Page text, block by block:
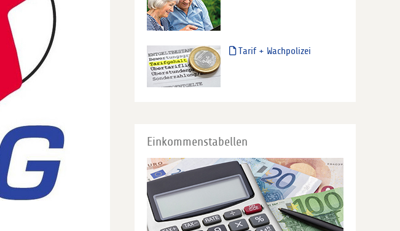
Tarif + Wachpolizei
Einkommenstabellen